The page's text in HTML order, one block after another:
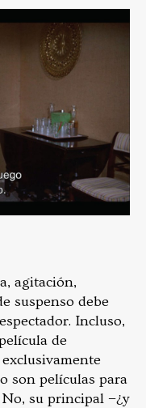
agitación,
suspenso debe
Incluso,
de
son películas para
su principal −¿y